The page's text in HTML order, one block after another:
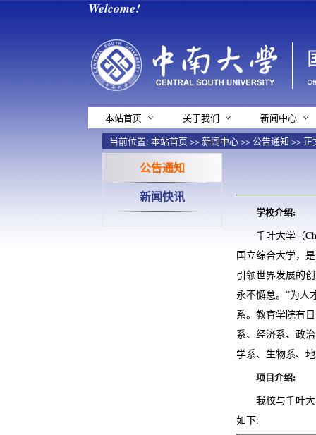
Welcome!
本站首页 关于我们
新闻中心
当前位置: 本站首页>>新闻中心>> 公告通知 >> 正
公告通知
新闻快讯
学校介绍:
千叶大学（
国立综合大学，
引领世界发展的
永不懈怠。”为人
系。教育学院有
系、经济系、政
学系、生物系、
项目介绍:
我校与千叶
如下: